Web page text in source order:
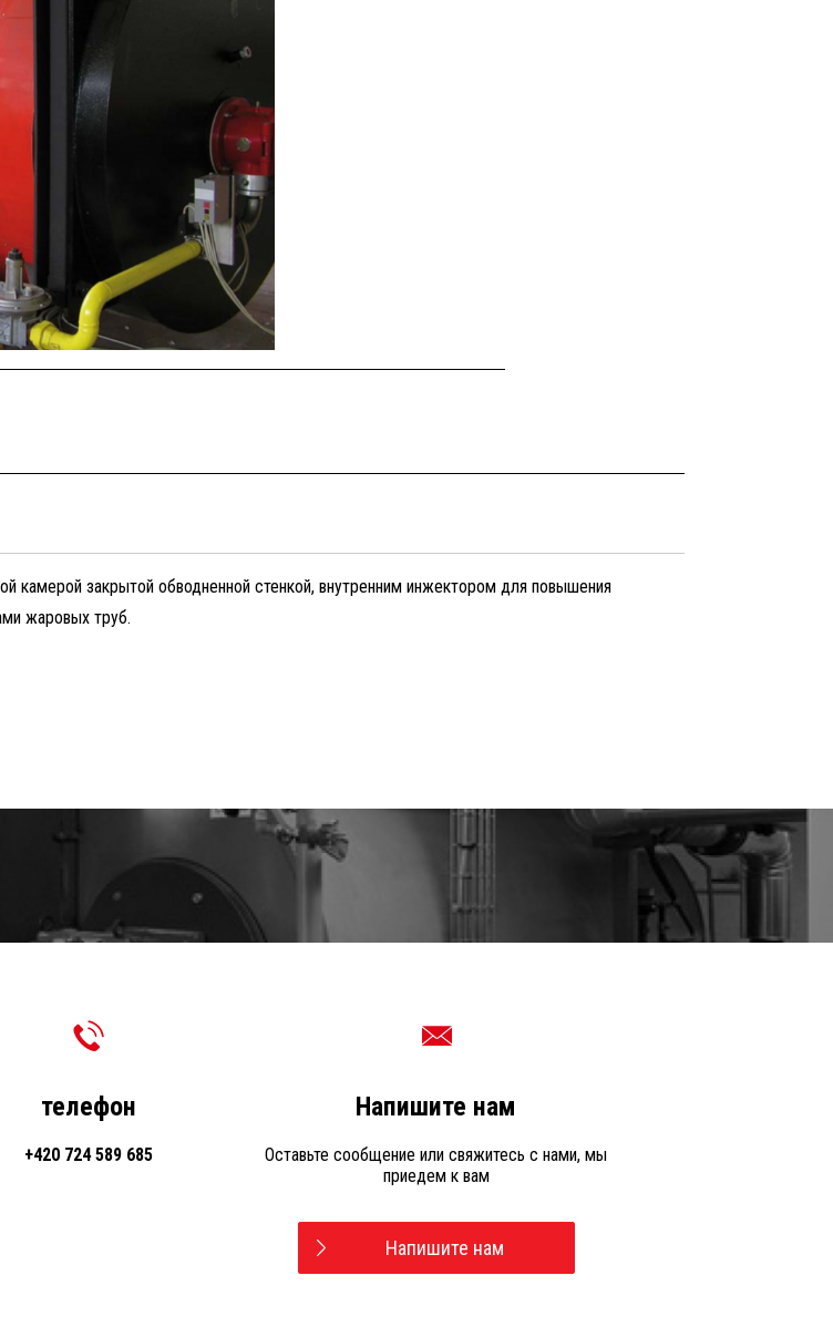
камерой закрытой обводненной стенкой, внутренним инжектором для повышения
жаровых труб.
телефон
+420 724 589 685
Напишите нам
Оставьте сообщение или свяжитесь с нами, мы
приедем к вам
Напишите нам